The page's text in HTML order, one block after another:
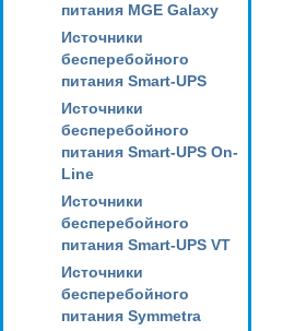
питания MGE Galaxy
Источники
бесперебойного
питания Smart-UPS
Источники
бесперебойного
питания Smart-UPS On-
Line
Источники
бесперебойного
питания Smart-UPS VT
Источники
бесперебойного
питания Symmetra